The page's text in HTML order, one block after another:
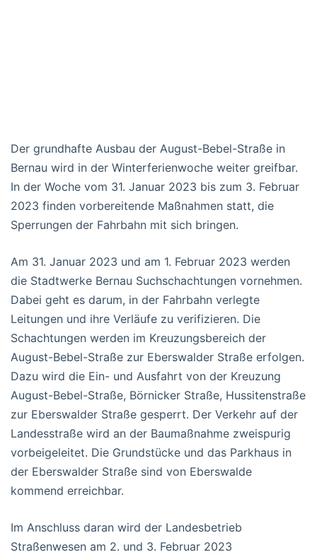
Der grundhafte Ausbau der August-Bebel-Straße in
Bernau wird in der Winterferienwoche weiter greifbar.
In der Woche vom 31. Januar 2023 bis zum 3. Februar
2023 finden vorbereitende Maßnahmen statt, die
Sperrungen der Fahrbahn mit sich bringen.
Am 31. Januar 2023 und am 1. Februar 2023 werden
die Stadtwerke Bernau Suchschachtungen vornehmen.
Dabei geht es darum, in der Fahrbahn verlegte
Leitungen und ihre Verläufe zu verifizieren. Die
Schachtungen werden im Kreuzungsbereich der
August-Bebel-Straße zur Eberswalder Straße erfolgen.
Dazu wird die Ein- und Ausfahrt von der Kreuzung
August-Bebel-Straße, Börnicker Straße, Hussitenstraße
zur Eberswalder Straße gesperrt. Der Verkehr auf der
Landesstraße wird an der Baumaßnahme zweispurig
vorbeigeleitet. Die Grundstücke und das Parkhaus in
der Eberswalder Straße sind von Eberswalde
kommend erreichbar.
Im Anschluss daran wird der Landesbetrieb
Straßenwesen am 2. und 3. Februar 2023